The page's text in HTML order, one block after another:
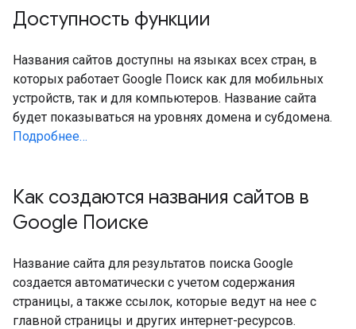
Доступность функции
Названия сайтов доступны на языках всех стран, в
которых работает Google Поиск как для мобильных
устройств, так и для компьютеров. Название сайта
будет показываться на уровнях домена и субдомена.
Подробнее…
Как создаются названия сайтов в
Google Поиске
Название сайта для результатов поиска Google
создается автоматически с учетом содержания
страницы, а также ссылок, которые ведут на нее с
главной страницы и других интернет-ресурсов.